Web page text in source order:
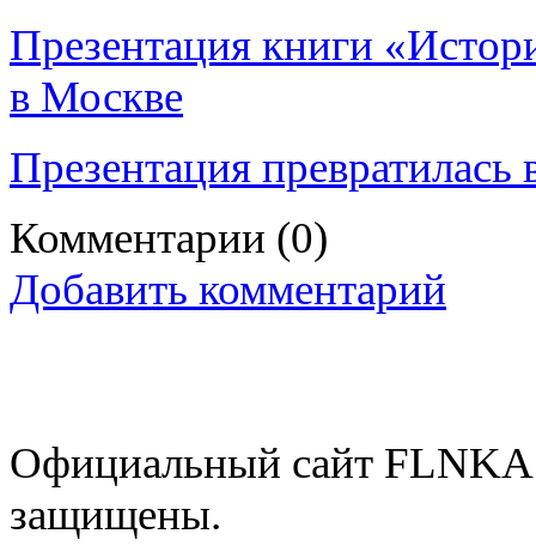
Презентация книги
в Москве
Презентация превратилась
Комментарии (0)
Добавить комментарий
Официальный сайт
защищены.